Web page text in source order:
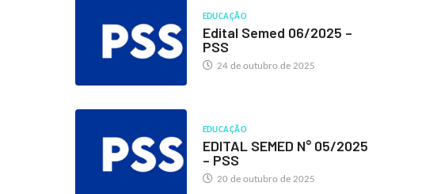
EDUCAÇÃO
Edital Semed 06/2025 –
PSS
24 de outubro de 2025
EDUCAÇÃO
EDITAL SEMED N° 05/2025
– PSS
20 de outubro de 2025